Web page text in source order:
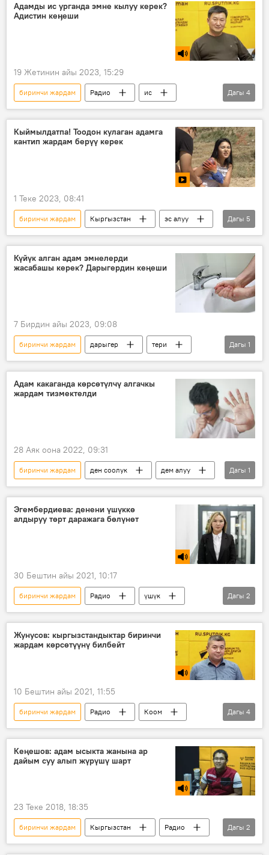
Адамды ис урганда эмне кылуу керек?
Адистин кеӊеши
19 Жетинин айы 2023, 15:29
биринчи жардам Радио
ис
уруу
көмүр
уулануу
Кыргызстан
Рысбек Букарадинов
Дагы 4
Кыймылдатпа! Тоодон кулаган адамга
кантип жардам берүү керек
1 Теке 2023, 08:41
биринчи жардам Кыргызстан
эс алуу
тоо
жаракат
"Тез жардам" кызматы
Видео
Дагы 5
Күйүк алган адам эмнелерди
жасабашы керек? Дарыгердин кеңеши
7 Бирдин айы 2023, 09:08
биринчи жардам дарыгер
тери
күйүк
Дагы 1
Адам какаганда көрсөтүлчү алгачкы
жардам тизмектелди
28 Аяк оона 2022, 09:31
биринчи жардам ден соолук
дем алуу
орган
Дагы 1
Эгембердиева: денени үшүккө
алдыруу төрт даражага бөлүнөт
30 Бештин айы 2021, 10:17
биринчи жардам Радио
үшүк
суук
тери
Дагы 2
Жунусов: кыргызстандыктар биринчи
жардам көрсөтүүнү билбейт
10 Бештин айы 2021, 11:55
биринчи жардам Радио
Коом
Кыргызстан
Бекназар Жунусов
Дагы 4
Кеңешов: адам ысыкта жанына ар
дайым суу алып жүрүшү шарт
23 Теке 2018, 18:35
биринчи жардам Кыргызстан
Радио
Коом
Кызыл жарым ай коому
Дагы 2